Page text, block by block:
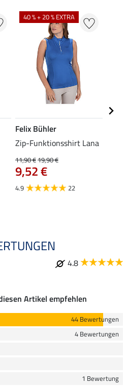
40 % + 20 % EXTRA
Felix Bühler
Zip-Funktionsshirt Lana
11,90 €19,90 €
9,52 €
4.9 22
4.8
Artikel empfehlen
44 Bewertungen
4 Bewertungen
1 Bewertung